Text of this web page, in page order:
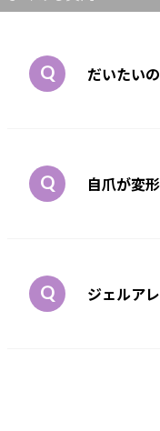
だいたい
自爪が変
ジェルア